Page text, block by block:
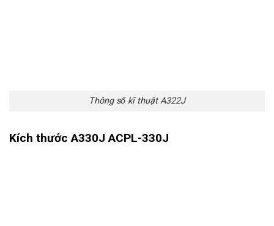
Thông số kĩ thuật A322J
Kích thước A330J ACPL-330J